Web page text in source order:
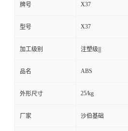
牌号 X37
型号 X37
加工级别 注塑级|||
品名 ABS
外形尺寸 25/kg
厂家 沙伯基础